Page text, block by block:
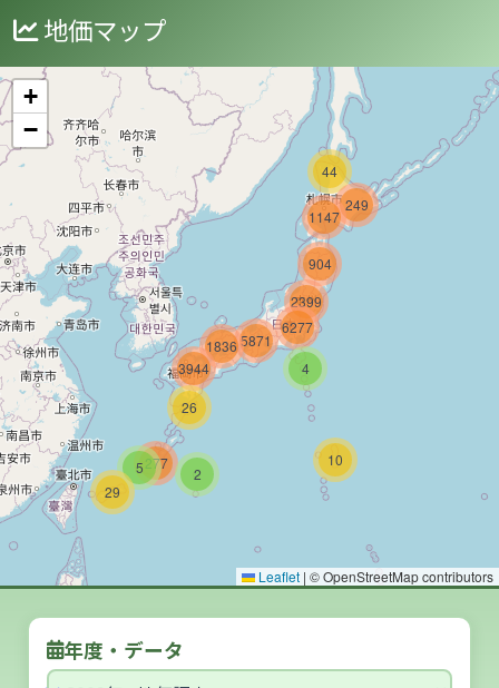
地価マップ
年度・データ
2
5
29
277
26
3944
1836
10
4
5871
6277
2399
904
44
249
1147
+
−
Leaflet | © OpenStreetMap contributors